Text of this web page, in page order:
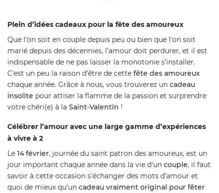
Plein d’idées cadeaux pour la fête des amoureux
Que l'on soit en couple depuis peu ou bien que l'on soit
marié depuis des décennies, l'amour doit perdurer, et il est
indispensable de ne pas laisser la monotonie s’installer.
C'est un peu la raison d'être de cette fête des amoureux
chaque année. Grâce à nous, vous trouverez un cadeau
insolite pour attiser la flamme de la passion et surprendre
votre chéri(e) à la Saint-Valentin !
Célébrer l’amour avec une large gamme d’expériences
à vivre à 2
Le 14 février, journée du saint patron des amoureux, est un
jour important chaque année dans la vie d'un couple, il faut
savoir à cette occasion s'échanger des mots d'amour et
quoi de mieux qu'un cadeau vraiment original pour fêter